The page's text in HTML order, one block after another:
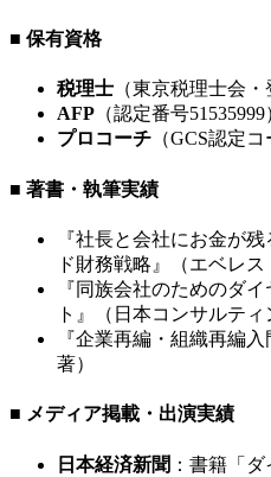
■ 保有資格
税理士 （東京税理士会・
AFP （認定番号51535999
プロコーチ （GCS認定
■ 著書・執筆実績
『社長と会社にお金が
ド財務戦略』（エベレス
『同族会社のためのダ
ト』（日本コンサルティ
『企業再編・組織再編
著）
■ メディア掲載・出演実績
日本経済新聞 ：書籍「